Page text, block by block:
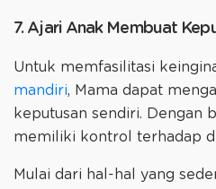
7. Ajari Anak Membuat
Untuk memfasilitasi
mandiri, Mama dapat
keputusan sendiri. Dengan
memiliki kontrol terhadap
Mulai dari hal-hal yang